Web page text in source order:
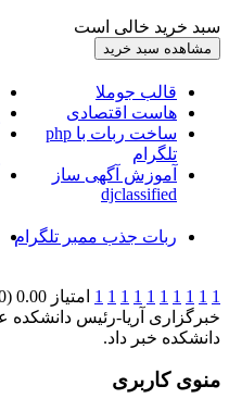
سبد خرید خالی است
قالب جوملا
هاست اقتصادی
ساخت ربات با php
تلگرام
آموزش آگهی ساز
djclassified
ربات جذب ممبر تلگرام
1
1
1
1
1
1
1
1
1
1 امتیاز 0.00 (0 رای)
دانشکده خبر داد.
منوی کاربری